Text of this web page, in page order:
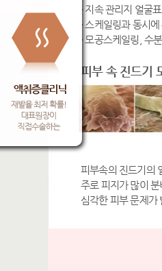
· 지속 관리지 얼굴
· 스케일링과 동시
· 모공스케일링, 수
피부 속 진드기
피부속의 진드기의
주로 피지가 많이
심각한 피부 문제가